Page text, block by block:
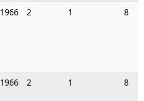
1966 2 1 8
1966 2 1 8